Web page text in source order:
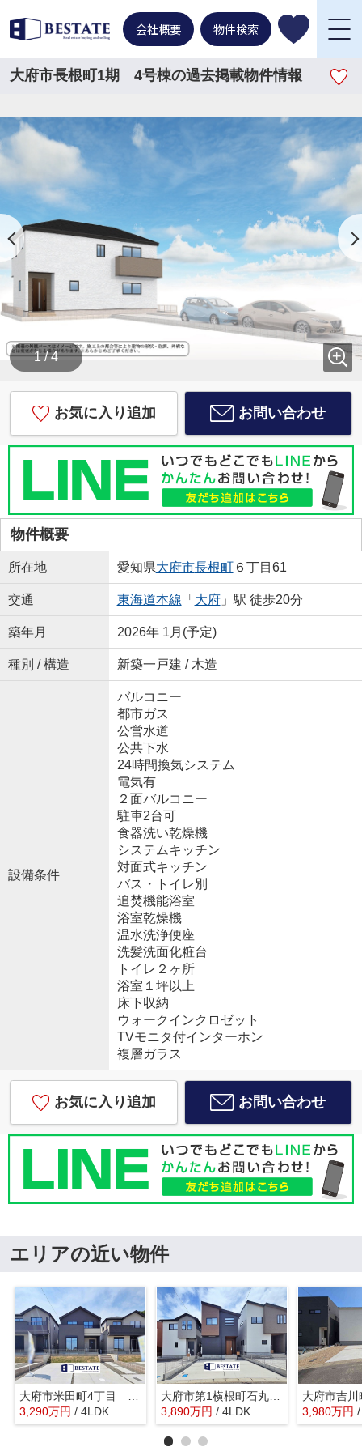
会社概要 物件検索
大府市長根町1期 4号棟の過去掲載物件情報
1 / 4
お気に入り追加 お問い合わせ
物件概要
所在地 愛知県大府市長根町６丁目61
交通 東海道本線 「 大府」駅 徒歩20分
築年月 2026年 1月(予定)
種別 / 構造 新築一戸建 / 木造
設備条件
バルコニー
都市ガス
公営水道
公共下水
24時間換気システム
電気有
２面バルコニー
駐車2台可
食器洗い乾燥機
システムキッチン
対面式キッチン
バス・トイレ別
追焚機能浴室
浴室乾燥機
温水洗浄便座
洗髪洗面化粧台
トイレ２ヶ所
浴室１坪以上
床下収納
ウォークインクロゼット
TVモニタ付インターホン
複層ガラス
お気に入り追加 お問い合わせ
エリアの近い物件
3,290万円 / 4LDK
大府市第1横根町石丸2号棟【仲介手数料0円】
3,890万円 / 4LDK 3,980万円